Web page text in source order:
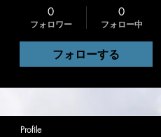
0
フォロワー
0
フォロー中
フォローする
Profile